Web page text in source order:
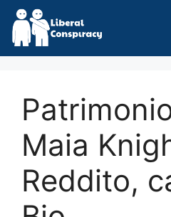
Skip
content
Maia
Reddito,